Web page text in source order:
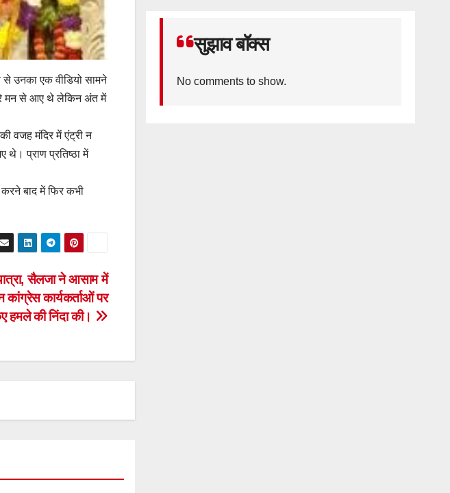
से उनका एक वीडियो सामने
पूरे मन से आए थे लेकिन अंत में
वजह मंदिर में एंट्री न
थे। प्राण प्रतिष्ठा में
करने बाद में फिर कभी
सैलजा ने आसाम में
कांग्रेस कार्यकर्ताओं पर
हमले की निंदा की।
सुझाव बॉक्स
No comments to show.